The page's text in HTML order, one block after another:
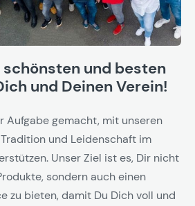
und besten
und Deinen Verein!
Aufgabe gemacht, mit unseren
und Leidenschaft im
Unser Ziel ist es, Dir nicht
sondern auch einen
zu bieten, damit Du Dich voll und